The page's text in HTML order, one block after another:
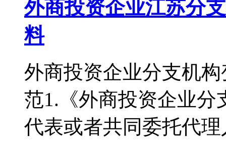
外商投资企业江苏分
料
外商投资企业分支机
范1.《外商投资企业分
代表或者共同委托代